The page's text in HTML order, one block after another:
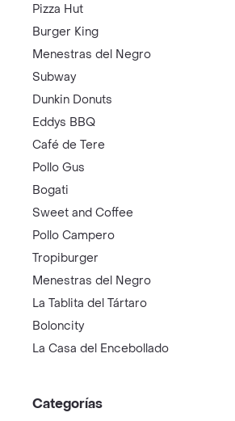
Pizza Hut
Burger King
Menestras del Negro
Subway
Dunkin Donuts
Eddys BBQ
Café de Tere
Pollo Gus
Bogati
Sweet and Coffee
Pollo Campero
Tropiburger
Menestras del Negro
La Tablita del Tártaro
Boloncity
La Casa del Encebollado
Categorías